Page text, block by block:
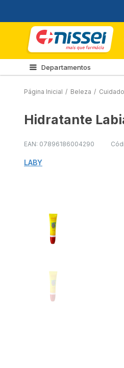
Departamentos
Página Inicial / Beleza /
Hidratante
EAN: 07896186004290
LABY